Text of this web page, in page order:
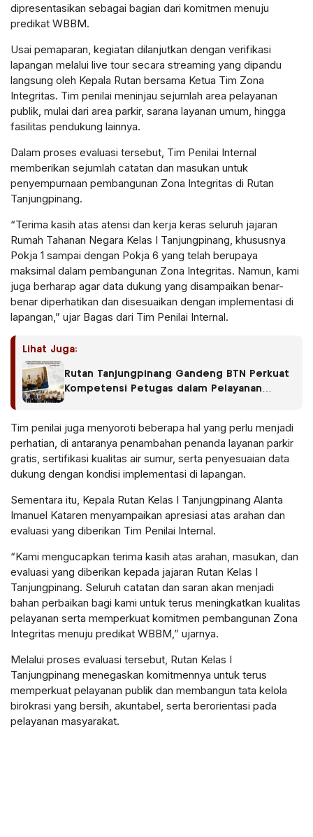
dipresentasikan sebagai bagian dari komitmen menuju
predikat WBBM.
Usai pemaparan, kegiatan dilanjutkan dengan verifikasi
lapangan melalui live tour secara streaming yang dipandu
langsung oleh Kepala Rutan bersama Ketua Tim Zona
Integritas. Tim penilai meninjau sejumlah area pelayanan
publik, mulai dari area parkir, sarana layanan umum, hingga
fasilitas pendukung lainnya.
Dalam proses evaluasi tersebut, Tim Penilai Internal
memberikan sejumlah catatan dan masukan untuk
penyempurnaan pembangunan Zona Integritas di Rutan
Tanjungpinang.
“Terima kasih atas atensi dan kerja keras seluruh jajaran
Rumah Tahanan Negara Kelas I Tanjungpinang, khususnya
Pokja 1 sampai dengan Pokja 6 yang telah berupaya
maksimal dalam pembangunan Zona Integritas. Namun, kami
juga berharap agar data dukung yang disampaikan benar-
benar diperhatikan dan disesuaikan dengan implementasi di
lapangan,” ujar Bagas dari Tim Penilai Internal.
Lihat Juga:
Rutan Tanjungpinang Gandeng BTN Perkuat
Kompetensi Petugas dalam Pelayanan
Tim penilai juga menyoroti beberapa hal yang perlu menjadi
perhatian, di antaranya penambahan penanda layanan parkir
gratis, sertifikasi kualitas air sumur, serta penyesuaian data
dukung dengan kondisi implementasi di lapangan.
Sementara itu, Kepala Rutan Kelas I Tanjungpinang Alanta
Imanuel Kataren menyampaikan apresiasi atas arahan dan
evaluasi yang diberikan Tim Penilai Internal.
“Kami mengucapkan terima kasih atas arahan, masukan, dan
evaluasi yang diberikan kepada jajaran Rutan Kelas I
Tanjungpinang. Seluruh catatan dan saran akan menjadi
bahan perbaikan bagi kami untuk terus meningkatkan kualitas
pelayanan serta memperkuat komitmen pembangunan Zona
Integritas menuju predikat WBBM,” ujarnya.
Melalui proses evaluasi tersebut, Rutan Kelas I
Tanjungpinang menegaskan komitmennya untuk terus
memperkuat pelayanan publik dan membangun tata kelola
birokrasi yang bersih, akuntabel, serta berorientasi pada
pelayanan masyarakat.